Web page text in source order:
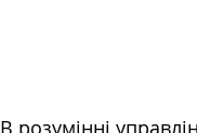
В розумінні